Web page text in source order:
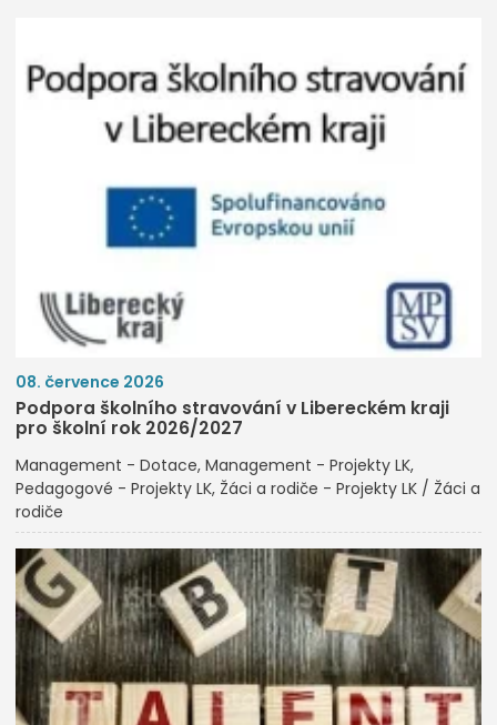
08. července 2026
Podpora školního stravování v Libereckém kraji
pro školní rok 2026/2027
Management - Dotace Management - Projekty LK
Pedagogové - Projekty LK Žáci a rodiče - Projekty LK / Žáci a
rodiče